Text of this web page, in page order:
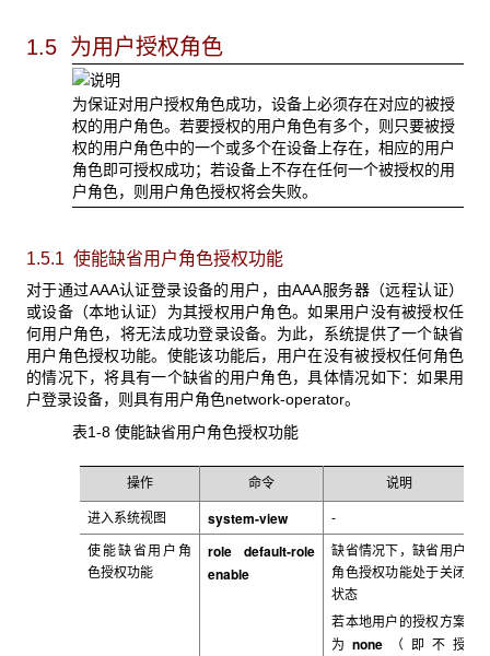
1.5 为用户授权角色
为保证对用户授权角色成功，设备上必须存在对应的被授
权的用户角色。若要授权的用户角色有多个，则只要被授
权的用户角色中的一个或多个在设备上存在，相应的用户
角色即可授权成功；若设备上不存在任何一个被授权的用
户角色，则用户角色授权将会失败。
1.5.1 使能缺省用户角色授权功能
对于通过AAA认证登录设备的用户，由AAA服务器（远程认证）
或设备（本地认证）为其授权用户角色。如果用户没有被授权任
何用户角色，将无法成功登录设备。为此，系统提供了一个缺省
用户角色授权功能。使能该功能后，用户在没有被授权任何角色
的情况下，将具有一个缺省的用户角色，具体情况如下：如果用
户登录设备，则具有用户角色network-operator。
表1-8 使能缺省用户角色授权功能
操作 命令 说明
进入系统视图 system-view -
使能缺省用户角
色授权功能
role default-role
enable
缺省情况下，缺省用户
角色授权功能处于关闭
状态
若本地用户的授权方案
为none （即不授